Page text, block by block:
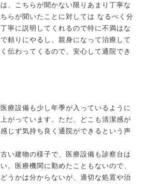
、こちらが聞かない限りあまり丁寧な
らが聞いたことに対しては なるべく分
寧に説明してくれるので特に不満はな
頼りにやるし、親身になって治療して
伝わってくるので、安心して通院でき
療設備も少し年季が入っているように
がっています。ただ、どこも清潔感が
じず気持ち良く通院ができるという声
い建物の様子で、医療設備も診察台は
。医療機関に勤めたこともないので、
うかは分からないが、適切な処置や治